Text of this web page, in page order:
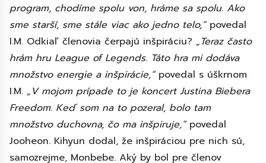
program, chodíme spolu von, hráme sa spolu. Ako
sme starší, sme stále viac ako jedno telo,“povedal
I.M. Odkiaľ členovia čerpajú inšpiráciu? „Teraz často
hrám hru League of Legends. Táto hra mi dodáva
množstvo energie a inšpirácie,“povedal s úškrnom
I.M. „V mojom prípade to je koncert Justina Biebera
Freedom. Keď som na to pozeral, bolo tam
množstvo duchovna, čo ma inšpiruje,“povedal
Jooheon. Kihyun dodal, že inšpiráciou pre nich sú,
samozrejme, Monbebe. Aký by bol pre členov